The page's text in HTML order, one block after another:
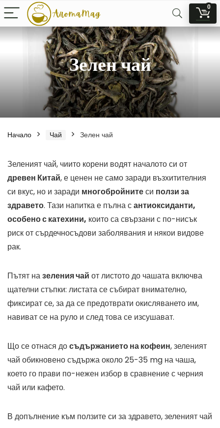
0
Зелен чай
Начало Чай Зелен чай
Зеленият чай, чиито корени водят началото си от
древен Китай, е ценен не само заради възхитителния
си вкус, но и заради многобройнитеси ползи за
здравето. Тази напитка е пълна сантиоксиданти,
особено с катехини, които са свързани с по-нисък
риск от сърдечносъдови заболявания и някои видове
рак.
Пътят назеления чай от листото до чашата включва
щателни стъпки: листата се събират внимателно,
фиксират се, за да се предотврати окисляването им,
навиват се на руло и след това се изсушават.
Що се отнася досъдържанието на кофеин, зеленият
чай обикновено съдържа около 25-35 mg на чаша,
което го прави по-нежен избор в сравнение с черния
чай или кафето.
В допълнение към ползите си за здравето, зеленият чай